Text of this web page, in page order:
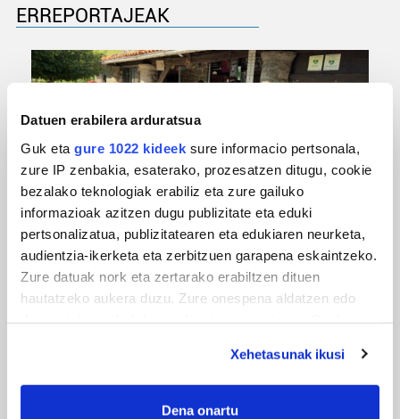
Datuen erabilera arduratsua
Guk eta gure 1022 kideek sure informacio pertsonala,
zure IP zenbakia, esaterako, prozesatzen ditugu, cookie
bezalako teknologiak erabiliz eta zure gailuko
informazioak azitzen dugu publizitate eta eduki
pertsonalizatua, publizitatearen eta edukiaren neurketa,
audientzia-ikerketa eta zerbitzuen garapena eskaintzeko.
Zure datuak nork eta zertarako erabiltzen dituen
hautatzeko aukera duzu. Zure onespena aldatzen edo
If you allow, we would also like to:
Collect information about your geographical
Xehetasunak ikusi
Dena onartu
ERREPORTAJEAK
URBIAKO FESTA
Urbiako zelaiak erromeria leku